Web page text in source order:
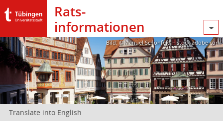
Rats­
informationen
Bild: @Manuel Schönfeld – stock.adobe.com
Translate into English